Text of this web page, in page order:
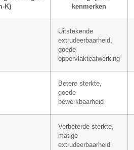
K)
kenmerken
Uitstekende
extrudeerbaarheid,
goede
oppervlakteafwerking
Betere sterkte,
goede
bewerkbaarheid
Verbeterde sterkte,
matige
extrudeerbaarheid